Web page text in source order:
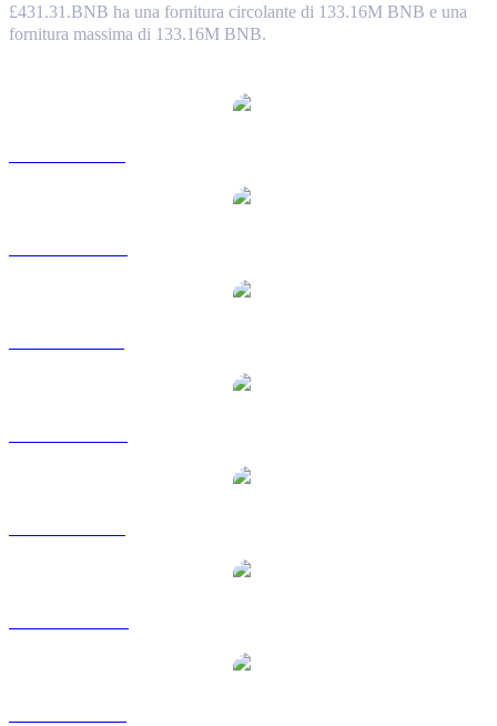
£431.31.BNB ha una fornitura circolante di 133.16M BNB e una
fornitura massima di 133.16M BNB.